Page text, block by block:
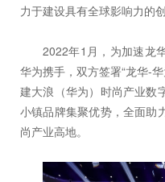
力于建设具有全球影响力的
2022年1月，为加速龙
华为携手，双方签署“龙华-
建大浪（华为）时尚产业数
小镇品牌集聚优势，全面助
尚产业高地。